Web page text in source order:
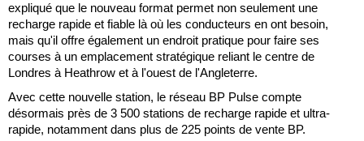
expliqué que le nouveau format permet non seulement une
recharge rapide et fiable là où les conducteurs en ont besoin,
mais qu'il offre également un endroit pratique pour faire ses
courses à un emplacement stratégique reliant le centre de
Londres à Heathrow et à l'ouest de l'Angleterre.
Avec cette nouvelle station, le réseau BP Pulse compte
désormais près de 3 500 stations de recharge rapide et ultra-
rapide, notamment dans plus de 225 points de vente BP.